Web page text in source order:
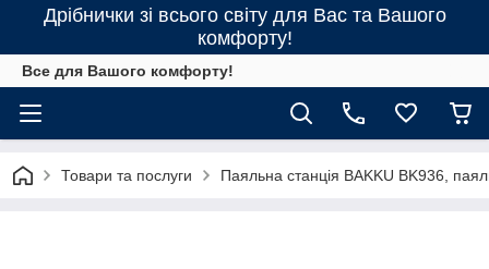
Дрібнички зі всього світу для Вас та Вашого
комфорту!
Все для Вашого комфорту!
Товари та послуги Паяльна станція BAKKU BK936,